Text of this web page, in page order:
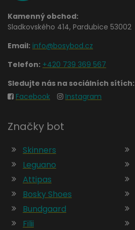
Kamenný obchod:
Sladkovského 414, Pardubice 53002
Email: info@bosybod.cz
Telefon: +420 739 369 567
Sledujte nás na sociálních sítích:
Facebook
Instagram
Značky bot
Skinners
Leguano
Attipas
Bosky Shoes
Bundgaard
Filii